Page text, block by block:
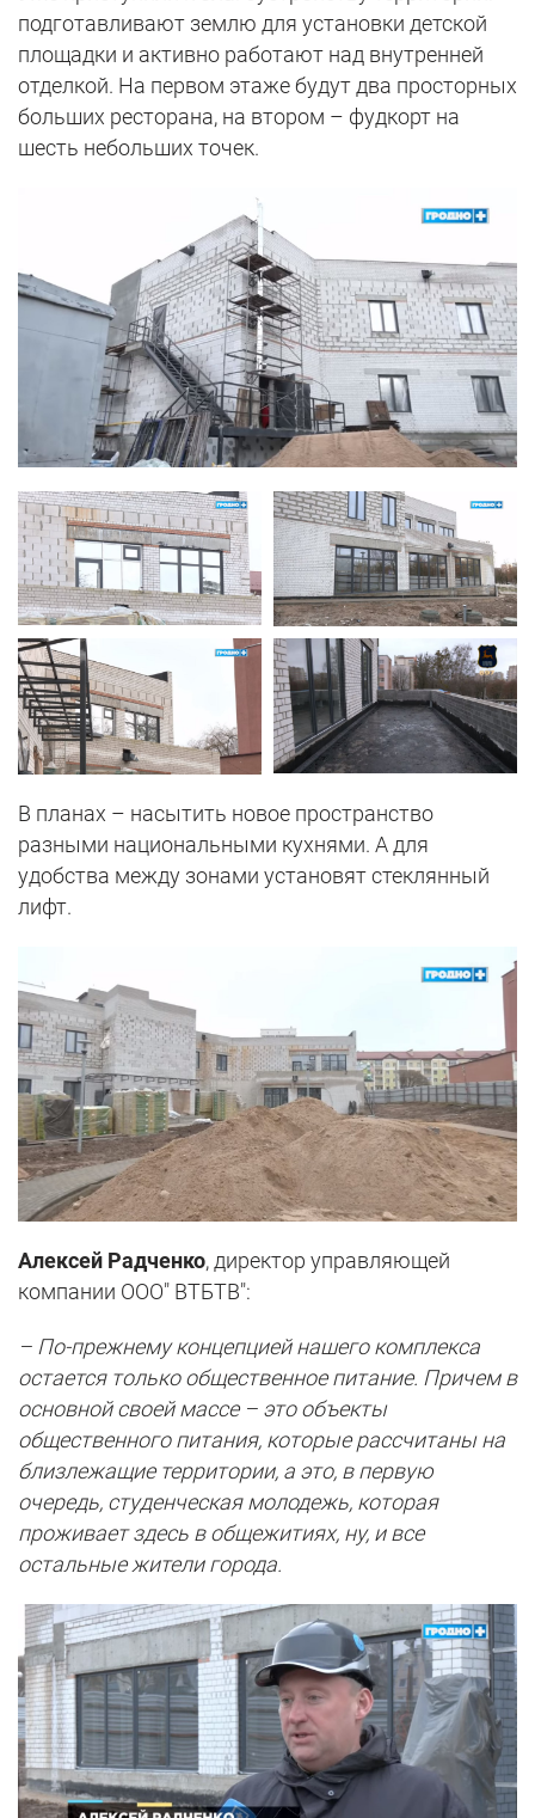
подготавливают землю для установки детской
площадки и активно работают над внутренней
отделкой. На первом этаже будут два просторных
больших ресторана, на втором – фудкорт на
шесть небольших точек.
В планах – насытить новое пространство
разными национальными кухнями. А для
удобства между зонами установят стеклянный
лифт.
Алексей Радченко, директор управляющей
компании ООО" ВТБТВ":
– По-прежнему концепцией нашего комплекса
остается только общественное питание. Причем в
основной своей массе – это объекты
общественного питания, которые рассчитаны на
близлежащие территории, а это, в первую
очередь, студенческая молодежь, которая
проживает здесь в общежитиях, ну, и все
остальные жители города.